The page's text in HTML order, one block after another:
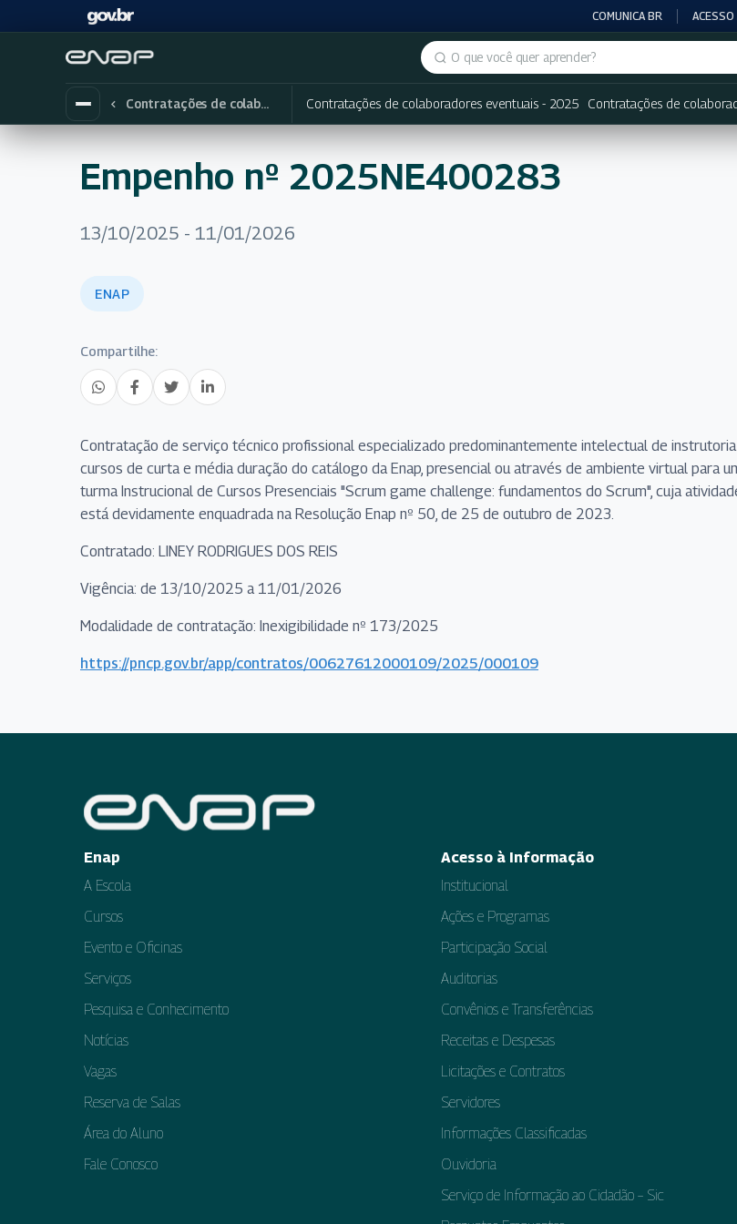
COMUNICA BR ACESSO
Buscar no portal
Contratações de colaboradores eventuais Contratações de colaboradores eventuais - 2025 Contratações de
Empenho nº 2025NE400283
13/10/2025 - 11/01/2026
ENAP
Compartilhe:
Contratação de serviço técnico profissional especializado predominantemente intelectual de
cursos de curta e média duração do catálogo da Enap, presencial ou através de ambiente virtual para
turma Instrucional de Cursos Presenciais "Scrum game challenge: fundamentos do Scrum", cuja
está devidamente enquadrada na Resolução Enap nº 50, de 25 de outubro de 2023.
Contratado: LINEY RODRIGUES DOS REIS
Vigência: de 13/10/2025 a 11/01/2026
Modalidade de contratação: Inexigibilidade nº 173/2025
https://pncp.gov.br/app/contratos/00627612000109/2025/000109
Enap
A Escola
Cursos
Evento e Oficinas
Serviços
Pesquisa e Conhecimento
Notícias
Vagas
Reserva de Salas
Área do Aluno
Fale Conosco
Acesso à Informação
Institucional
Ações e Programas
Participação Social
Auditorias
Convênios e Transferências
Receitas e Despesas
Licitações e Contratos
Servidores
Informações Classificadas
Ouvidoria
Serviço de Informação ao Cidadão – Sic